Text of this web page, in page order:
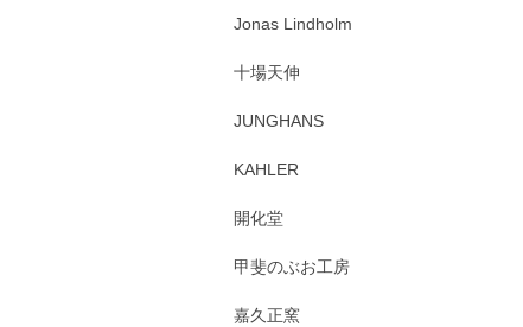
Jonas Lindholm
十場天伸
JUNGHANS
KAHLER
開化堂
甲斐のぶお工房
嘉久正窯